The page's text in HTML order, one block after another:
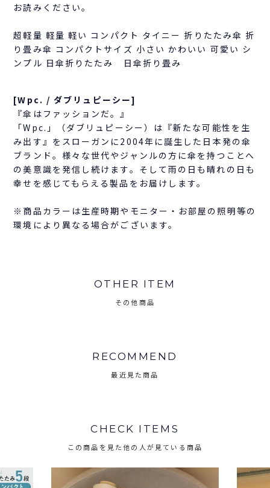
お読みください。
超軽量 軽量 軽い コンパクト タイニー 折りたたみ傘 折
り畳み傘 コンパクトサイズ 小さい かわいい 可愛い シ
ンプル 日傘折りたたみ 日傘折り畳み
[Wpc. / ダブリュピーシー]
『傘はファッションだ。』
「Wpc.」（ダブリュピーシー）は『新たな可能性を生
み出す』をスローガンに2004年に誕生した日本発の傘
ブランド。様々な世代やジャンルの方に傘を持つことへ
の美意識を発信し続けます。そして雨の日も晴れの日も
幸せを感じてもらえる製品をお届けします。
※商品カラーは生産時期やモニター・お部屋の照明等の
環境により異なる場合がございます。
OTHER ITEM
その他商品
RECOMMEND
最近見た商品
CHECK ITEMS
この商品を見た他の人が見ている商品